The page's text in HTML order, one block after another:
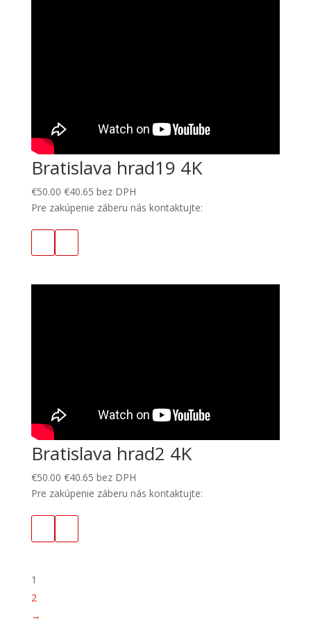
Bratislava hrad19 4K
€50.00 €40.65 bez DPH
Pre zakúpenie záberu nás kontaktujte:
Bratislava hrad2 4K
€50.00 €40.65 bez DPH
Pre zakúpenie záberu nás kontaktujte:
1
2
→